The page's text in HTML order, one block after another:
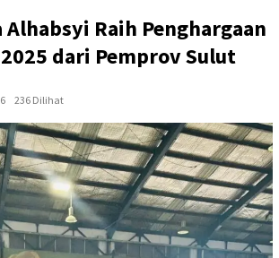
Alhabsyi Raih Penghargaan
dari Pemprov Sulut
236 Dilihat